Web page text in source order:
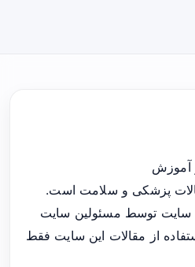
آموزش
پزشکی و سلامت است.
سایت توسط مسئولین سایت
از مقالات این سایت فقط